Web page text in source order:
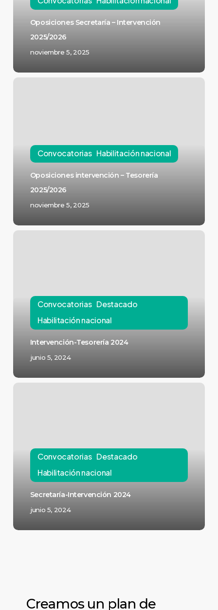
Oposiciones Secretaría – Intervención
2025/2026
noviembre 5, 2025
Convocatorias Habilitación nacional
Oposiciones intervención – Tesorería
2025/2026
noviembre 5, 2025
Convocatorias Destacado
Habilitación nacional
Intervención-Tesorería 2024
junio 5, 2024
Convocatorias Destacado
Habilitación nacional
Secretaría-Intervención 2024
junio 5, 2024
Creamos un plan de